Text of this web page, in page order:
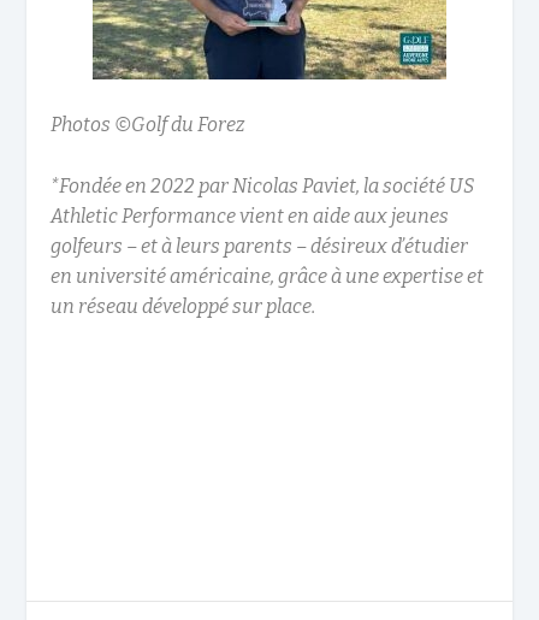
Photos ©Golf du Forez
*Fondée en 2022 par Nicolas Paviet, la société US
Athletic Performance vient en aide aux jeunes
golfeurs – et à leurs parents – désireux d’étudier
en université américaine, grâce à une expertise et
un réseau développé sur place.